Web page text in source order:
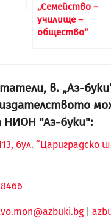
„Семейство –
училище –
общество“
в. „Аз-
НИОН "Аз-буки":
бул. “Цариградско
|